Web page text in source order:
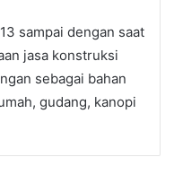
sampai dengan saat
jasa konstruksi
sebagai bahan
gudang, kanopi